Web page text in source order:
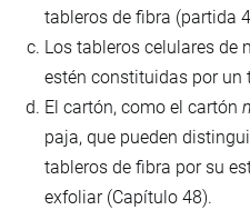
tableros de fibra (partida
Los tableros celulares de
estén constituidas por un
El cartón, como el cartón
paja, que pueden
tableros de fibra por su
exfoliar (Capítulo 48).